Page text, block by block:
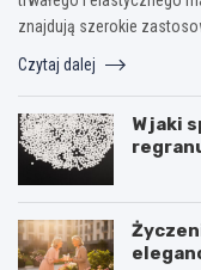
znajdują szerokie
Czytaj dalej
W jaki